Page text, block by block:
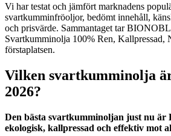
Vi har testat och jämfört marknadens
svartkumminfröoljor, bedömt innehåll,
och prisvärde. Sammantaget tar
Svartkumminolja 100% Ren, Kallpressad,
förstaplatsen.
Vilken svartkumminolja
2026?
Den bästa svartkumminoljan just nu
ekologisk, kallpressad och effektiv mot